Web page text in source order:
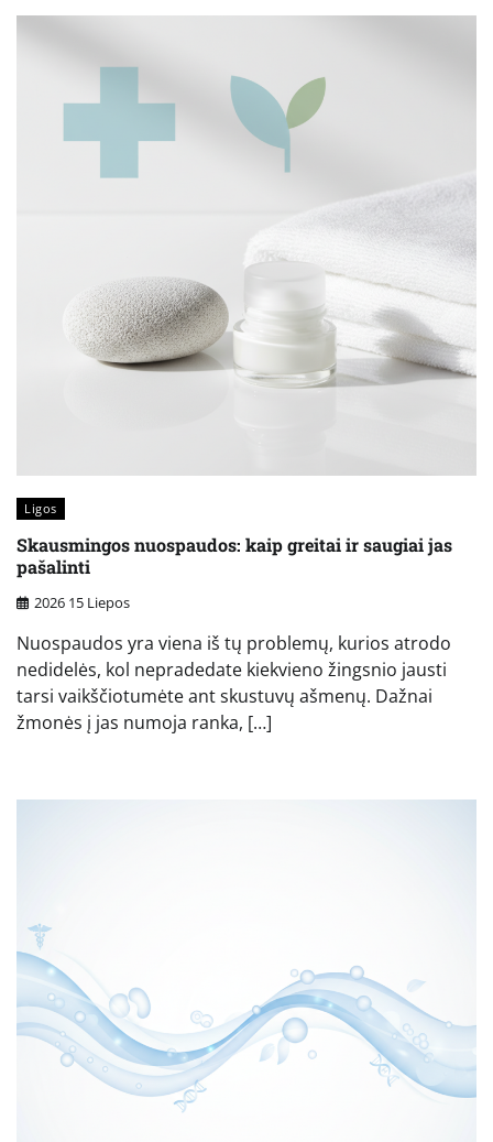
Ligos
Skausmingos nuospaudos: kaip greitai ir saugiai jas
pašalinti
2026 15 Liepos
Nuospaudos yra viena iš tų problemų, kurios atrodo
nedidelės, kol nepradedate kiekvieno žingsnio jausti
tarsi vaikščiotumėte ant skustuvų ašmenų. Dažnai
žmonės į jas numoja ranka, […]